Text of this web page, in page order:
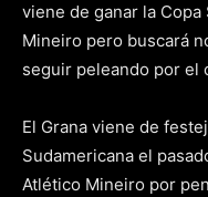
viene de ganar la
Mineiro pero buscará
seguir peleando por el
El Grana viene de
Sudamericana el
Atlético Mineiro por